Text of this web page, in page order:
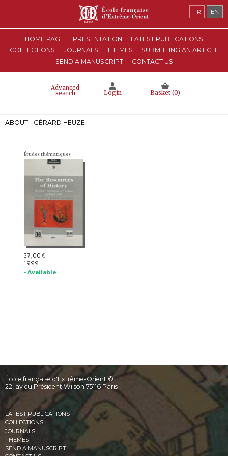
HOME PAGE PRESENTATION
LATEST PUBLICATIONS
COLLECTIONS
JOURNALS THEMES
SUBMITTING AN ARTICLE
SEND A MANUSCRIPT
CONTACT US
Advanced
search Login Basket (0)
FR EN
ABOUT - GÉRARD HEUZE
Études thématiques
37,00 €
1999
• Available
École française d'Extrême-Orient ©
22, av du Président Wilson 75116 Paris
LATEST PUBLICATIONS
COLLECTIONS
JOURNALS
THEMES
SEND A MANUSCRIPT